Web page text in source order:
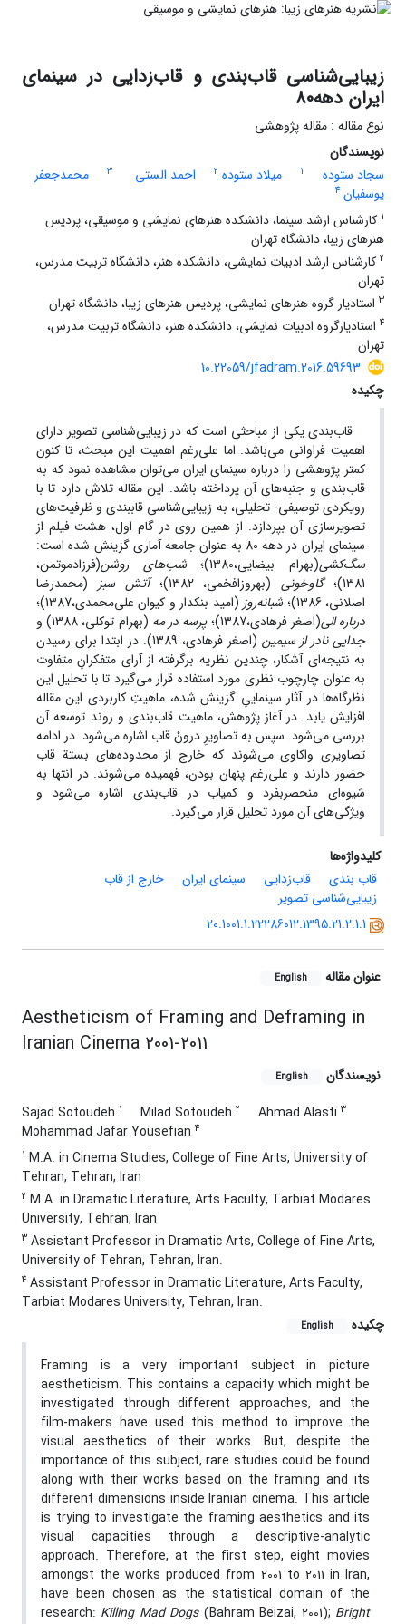
زیبایی‌شناسی قاب‌بندی و قاب‌زدایی در سینمای
ایران دهه80
نوع مقاله : مقاله پژوهشی
نویسندگان
سجاد ستوده
1 میلاد ستوده 2 احمد الستی 3
محمدجعفر
یوسفیان‌ 4
1 کارشناس ارشد سینما، دانشکده هنرهای نمایشی و موسیقی، پردیس
هنرهای زیبا، دانشگاه تهران
2 کارشناس ارشد ادبیات نمایشی، دانشکده هنر، دانشگاه تربیت مدرس،
تهران
3 استادیار گروه هنرهای نمایشی، پردیس هنرهای زیبا، دانشگاه تهران
4 استادیارگروه ادبیات نمایشی، دانشکده هنر، دانشگاه تربیت مدرس،
تهران
10.22059/jfadram.2016.59693
چکیده
قاب‌بندی یکی از مباحثی است که در زیبایی‌شناسی تصویر دارای
اهمیت فراوانی می‌باشد. اما علی‌رغم اهمیت این مبحث، تا کنون
کمتر پژوهشی را درباره سینمای ایران می‌توان مشاهده نمود که به
قاب‌بندی و جنبه‌های آن پرداخته باشد. این مقاله تلاش دارد تا با
رویکردی توصیفی- تحلیلی، به زیبایی‌شناسی قاب­بندی و ظرفیت‌های
تصویرسازی آن بپردازد. از همین روی در گام اول، هشت فیلم از
سینمای ایران در دهه 80 به عنوان جامعه آماری گزینش شده است:
سگ‌کشی(بهرام بیضایی،1380)؛ شب‌های‌ روشن(فرزادموتمن،
1381)؛
گاوخونی (بهروزافخمی، 1382)؛ آتش ‌سبز (محمدرضا
اصلانی، 1386)؛
شبانه‌روز (امید بنکدار و کیوان علی‌محمدی،1387)؛
درباره الی(اصغر فرهادی،1387)؛ پرسه در مه (بهرام توکلی، 1388) و
جدایی نادر از سیمین
(اصغر فرهادی، 1389). در ابتدا برای رسیدن
به نتیجه‌ای آشکار، چندین نظریه برگرفته از آرای متفکرانِ متفاوت
به عنوان چارچوب نظری مورد استفاده قرار می‌گیرد تا با تحلیل این
نظرگاه‌ها در آثار سینماییِ گزینش شده، ماهیتِ کاربردی این مقاله
افزایش یابد. در آغاز پژوهش، ماهیت قاب‌بندی و روند توسعه آن
بررسی می‌شود. سپس به تصاویرِ درونْ قاب اشاره می‌شود. در ادامه
تصاویری واکاوی می‌شوند که خارج از محدوده‌های بستة قاب
حضور دارند و علی‌رغم پنهان بودن، فهمیده می‌شوند. در انتها به
شیوه‌ای منحصربفرد و کمیاب در قاب‌بندی اشاره می‌شود و
ویژگی‌های آن مورد تحلیل قرار می‌گیرد.
کلیدواژه‌ها
قاب‌ بندی
قاب‌زدایی سینمای ایران
خارج از قاب
زیبایی‌شناسی تصویر
20.1001.1.22286012.1395.21.2.1.1
عنوان مقاله English
Aestheticism of Framing and Deframing in
Iranian Cinema 2001-2011
نویسندگان English
Sajad Sotoudeh 1 Milad Sotoudeh 2 Ahmad Alasti 3
Mohammad Jafar Yousefian 4
1 M.A. in Cinema Studies, College of Fine Arts, University of
Tehran, Tehran, Iran
2 M.A. in Dramatic Literature, Arts Faculty, Tarbiat Modares
University, Tehran, Iran
3 Assistant Professor in Dramatic Arts, College of Fine Arts,
University of Tehran, Tehran, Iran.
4 Assistant Professor in Dramatic Literature, Arts Faculty,
Tarbiat Modares University, Tehran, Iran.
چکیده
English
Framing is a very important subject in picture
aestheticism. This contains a capacity which might be
investigated through different approaches, and the
film-makers have used this method to improve the
visual aesthetics of their works. But, despite the
importance of this subject, rare studies could be found
along with their works based on the framing and its
different dimensions inside Iranian cinema. This article
is trying to investigate the framing aesthetics and its
visual capacities through a descriptive-analytic
approach. Therefore, at the first step, eight movies
amongst the works produced from 2001 to 2011 in Iran,
have been chosen as the statistical domain of the
research: Killing Mad Dogs(Bahram Beizai, 2001); Bright